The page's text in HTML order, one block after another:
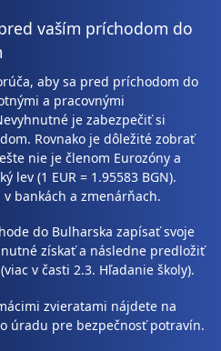
vaším príchodom do
aby sa pred príchodom do
a pracovnými
je zabezpečiť si
Rovnako je dôležité zobrať
nie je členom Eurozóny a
lev (1 EUR = 1.95583 BGN).
bankách a zmenárňach.
do Bulharska zapísať svoje
získať a následne predložiť
v časti 2.3. Hľadanie školy).
zvieratami nájdete na
úradu pre bezpečnosť potravín.